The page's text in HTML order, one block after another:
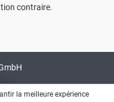
contraire.
la meilleure expérience